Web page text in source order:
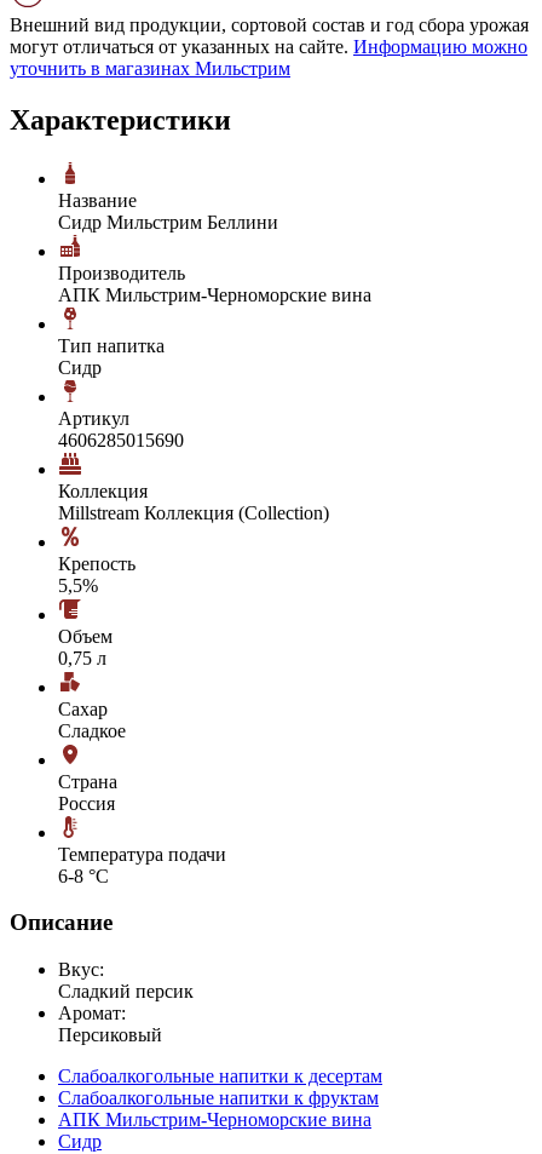
Внешний вид продукции, сортовой состав и год сбора урожая
могут отличаться от указанных на сайте. Информацию можно
уточнить в магазинах Мильстрим
Характеристики
Название
Сидр Мильстрим Беллини
Производитель
АПК Мильстрим-Черноморские вина
Тип напитка
Сидр
Артикул
4606285015690
Коллекция
Millstream Коллекция (Collection)
Крепость
5,5%
Объем
0,75 л
Сахар
Сладкое
Страна
Россия
Температура подачи
6-8 °С
Описание
Вкус:
Сладкий персик
Аромат:
Персиковый
Слабоалкогольные напитки к десертам
Слабоалкогольные напитки к фруктам
АПК Мильстрим-Черноморские вина
Сидр